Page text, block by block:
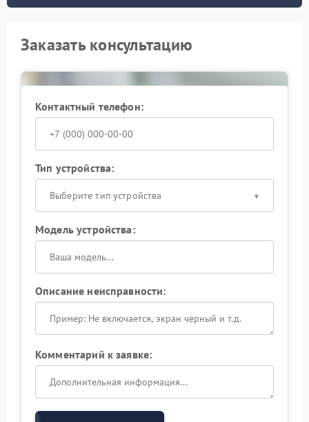
Заказать консультацию
Контактный телефон:
Тип устройства:
Выберите тип устройства
Модель устройства:
Описание неисправности:
Комментарий к заявке: